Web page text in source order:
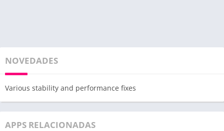
NOVEDADES
Various stability and performance fixes
APPS RELACIONADAS